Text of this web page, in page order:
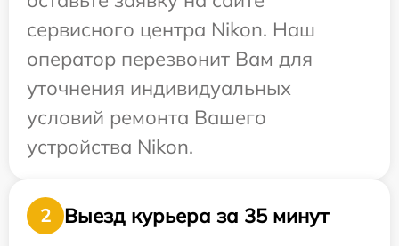
сервисного центра Nikon. Наш
оператор перезвонит Вам для
уточнения индивидуальных
условий ремонта Вашего
устройства Nikon.
2
Выезд курьера за 35 минут